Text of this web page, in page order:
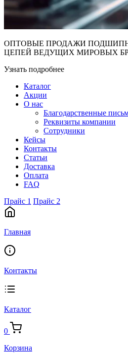
ОПТОВЫЕ ПРОДАЖИ
ЦЕПЕЙ ВЕДУЩИХ МИРОВЫХ
Узнать подробнее
Каталог
Акции
О нас
Благодарственные
Реквизиты компании
Сотрудники
Кейсы
Контакты
Статьи
Доставка
Оплата
FAQ
Прайс 1 Прайс 2
Главная
Контакты
Каталог
0
Корзина